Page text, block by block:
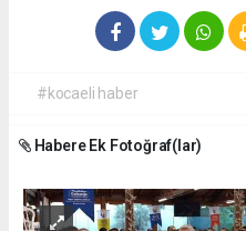
#kocaeli haber
Habere Ek Fotoğraf(lar)